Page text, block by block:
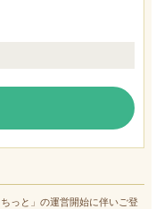
っと」の運営開始に伴いご登